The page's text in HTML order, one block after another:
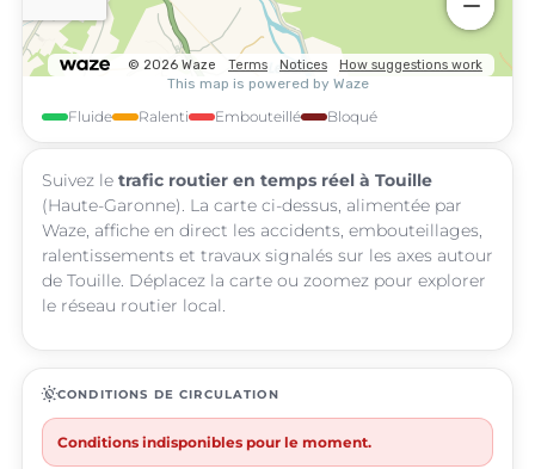
Fluide Ralenti Embouteillé Bloqué
Suivez le trafic routier en temps réel à Touille
(Haute-Garonne). La carte ci-dessus, alimentée par
Waze, affiche en direct les accidents, embouteillages,
ralentissements et travaux signalés sur les axes autour
de Touille. Déplacez la carte ou zoomez pour explorer
le réseau routier local.
routineCONDITIONS DE CIRCULATION
Conditions indisponibles pour le moment.